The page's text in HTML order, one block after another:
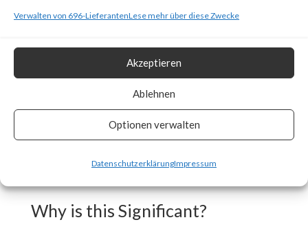
Verwalten von 696-LieferantenLese mehr über diese Zwecke
Akzeptieren
Ablehnen
Optionen verwalten
DatenschutzerklärungImpressum
requests. A remote attacker
execute arbitrary code within
the context of the application,
via a crafted HTTP request. CVE
number has not been assigned
to this vulnerability.
Why is this Significant?